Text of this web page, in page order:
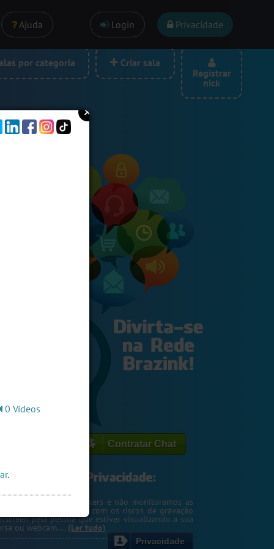
Ajuda Login Privacidade
por categoria
Criar sala
Registrar
nick
Contratar Chat
o seu IP de hackers e não monitoramos as
Entretanto, cuidado com os riscos de gravação
pela pessoa que estiver visualizando a sua
ou webcam.... (Ler tudo)
Privacidade
0 Vídeos
.